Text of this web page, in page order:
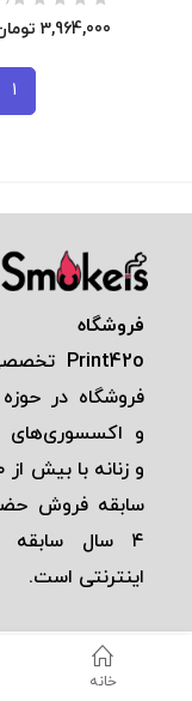
خانه
3,964,000
1
فروشگاه
Print42o
فروشگاه در
و اكسسوری‌های
سابقه فروش
٤ سال
اينترنتی است.